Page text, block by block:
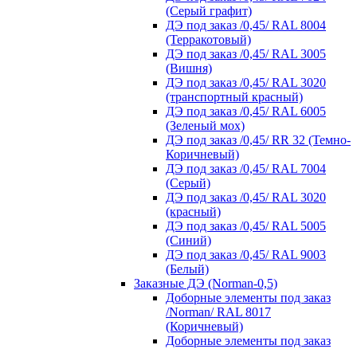
(Серый графит)
ДЭ под заказ /0,45/ RAL 8004
(Терракотовый)
ДЭ под заказ /0,45/ RAL 3005
(Вишня)
ДЭ под заказ /0,45/ RAL 3020
(транспортный красный)
ДЭ под заказ /0,45/ RAL 6005
(Зеленый мох)
ДЭ под заказ /0,45/ RR 32 (Темно-
Коричневый)
ДЭ под заказ /0,45/ RAL 7004
(Серый)
ДЭ под заказ /0,45/ RAL 3020
(красный)
ДЭ под заказ /0,45/ RAL 5005
(Синий)
ДЭ под заказ /0,45/ RAL 9003
(Белый)
Заказные ДЭ (Norman-0,5)
Доборные элементы под заказ
/Norman/ RAL 8017
(Коричневый)
Доборные элементы под заказ